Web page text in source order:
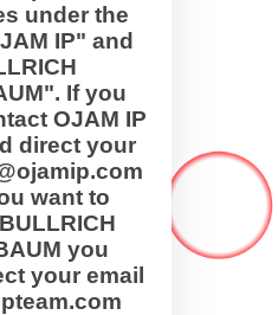
under the
IP" and
If you
OJAM IP
direct your
want to
you
your email